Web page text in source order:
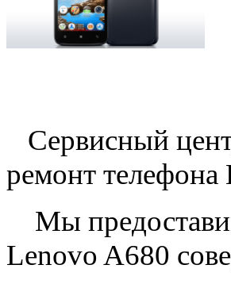
Сервисный
ремонт
Мы
Lenovo A680